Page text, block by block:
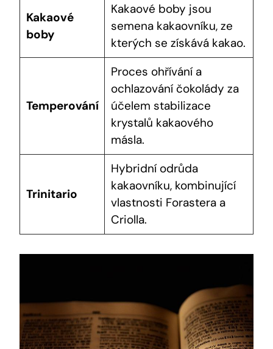
Kakaové
boby
Kakaové boby jsou
semena kakaovníku, ze
kterých se získává kakao.
Temperování
Proces​ ohřívání ‌a
ochlazování čokolády‌ za
účelem stabilizace
krystalů ⁢kakaového
másla.
Trinitario
Hybridní‌ odrůda
kakaovníku, kombinující
vlastnosti Forastera a
⁣Criolla.